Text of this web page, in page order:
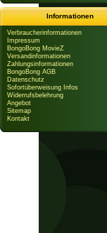
Informationen
Verbraucherinformationen
Impressum
BongoBong MovieZ
Versandinformationen
Zahlungsinformationen
BongoBong AGB
Datenschutz
Sofortüberweisung Infos
Widerrufsbelehrung
Angebot
Sitemap
Kontakt